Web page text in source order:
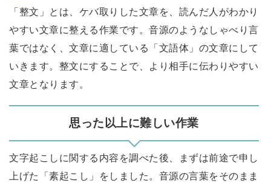
「整文」とは、ケバ取りした文章を、読んだ人がわかり
やすい文章に整える作業です。音源のようなしゃべり言
葉ではなく、文章に適している「文語体」の文章にして
いきます。整文にすることで、より相手に伝わりやすい
文章となります。
思った以上に難しい作業
文字起こしに関する内容を調べた後、まずは前途で申し
上げた「素起こし」をしました。音源の言葉をそのまま